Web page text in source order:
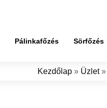
Pálinkafőzés Sörfőzés
Kezdőlap » Üzlet»